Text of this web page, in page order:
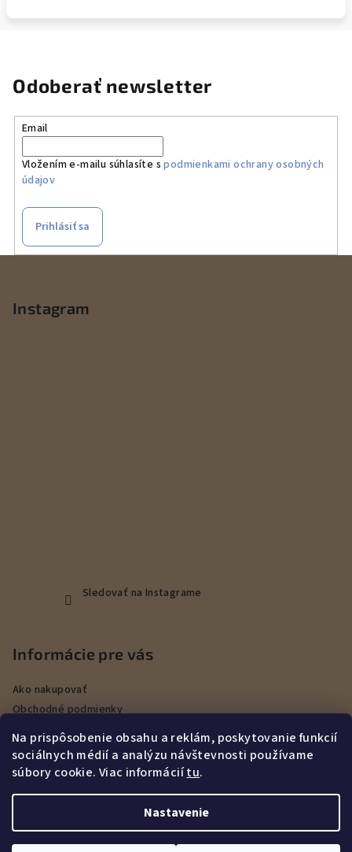
Na prispôsobenie obsahu a reklám, poskytovanie funkcií
sociálnych médií a analýzu návštevnosti používame
súbory cookie. Viac informáciítu.
Nastavenie
Odoberať newsletter
Email
Vložením e-mailu súhlasíte spodmienkami ochrany osobných
údajov
Prihlásiť sa
Instagram
Sledovať na Instagrame
Informácie pre vás
Ako nakupovať
Obchodné podmienky
Podmienky ochrany osobných údajov
Veľkoobchod
Kontakty